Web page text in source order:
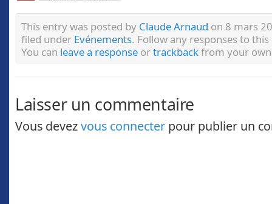
This entry was posted by Claude Arnaud on 8 mars
filed under Evénements. Follow any responses to
You can leave a response ortrackbackfrom your
Laisser un commentaire
Vous devezvous connecter pour publier un